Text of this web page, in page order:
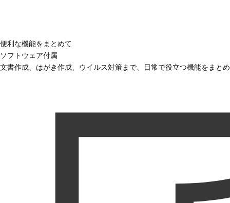
便利な機能をまとめて
ソフトウェア付属
文書作成、はがき作成、ウイルス対策まで、日常で役立つ機能をまと